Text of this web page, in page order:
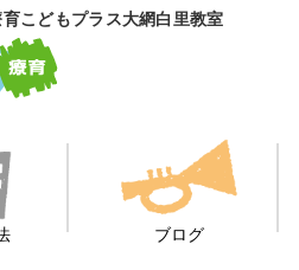
こどもプラス大網白里教室
ブログ